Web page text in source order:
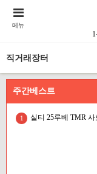
메뉴
직거래장터
주간베스트
1